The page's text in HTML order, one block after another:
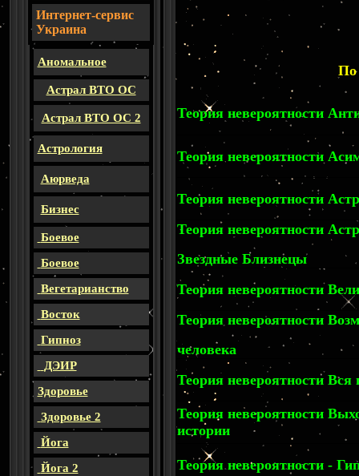
Интернет-сервис
Украина
Аномальное
Астрал ВТО ОС
Астрал ВТО ОС 2
Астрология
Аюрведа
Бизнес
Боевое
Боевое
Вегетарианство
Восток
Гипноз
ДЭИР
Здоровье
Здоровье 2
Йога
Йога 2
По
Теория невероятности
Теория невероятности
Теория невероятности
Теория невероятности
Звездные Близнецы
Теория невероятности
Теория невероятности
человека
Теория невероятности Вся
Теория невероятности
истории
Теория невероятности -